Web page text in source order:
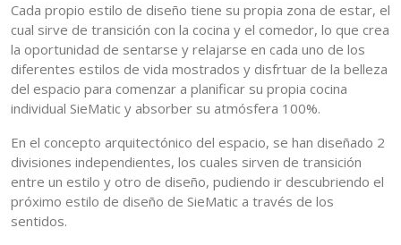
Cada propio estilo de diseño tiene su propia zona de estar, el
cual sirve de transición con la cocina y el comedor, lo que crea
la oportunidad de sentarse y relajarse en cada uno de los
diferentes estilos de vida mostrados y disfrtuar de la belleza
del espacio para comenzar a planificar su propia cocina
individual SieMatic y absorber su atmósfera 100%.
En el concepto arquitectónico del espacio, se han diseñado 2
divisiones independientes, los cuales sirven de transición
entre un estilo y otro de diseño, pudiendo ir descubriendo el
próximo estilo de diseño de SieMatic a través de los
sentidos.